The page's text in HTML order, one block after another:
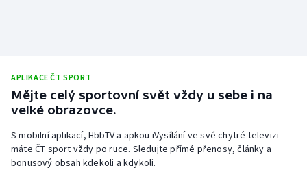
APLIKACE ČT SPORT
Mějte celý sportovní svět vždy u sebe i na
velké obrazovce.
S mobilní aplikací, HbbTV a apkou iVysílání ve své chytré televizi
máte ČT sport vždy po ruce. Sledujte přímé přenosy, články a
bonusový obsah kdekoli a kdykoli.